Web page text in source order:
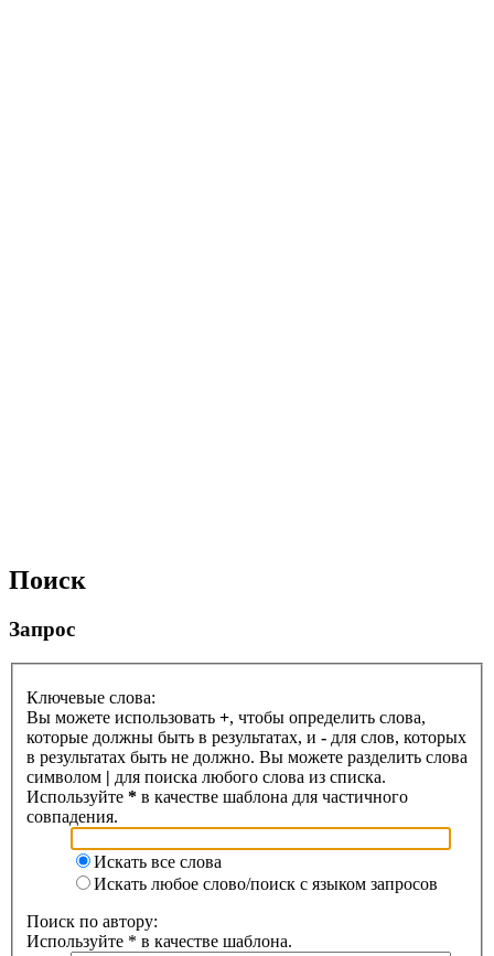
Поиск
Запрос
Ключевые слова:
Вы можете использовать +, чтобы определить слова,
которые должны быть в результатах, и - для слов, которых
в результатах быть не должно. Вы можете разделить слова
символом | для поиска любого слова из списка.
Используйте * в качестве шаблона для частичного
совпадения.
Искать все слова
Искать любое слово/поиск с языком запросов
Поиск по автору:
Используйте * в качестве шаблона.